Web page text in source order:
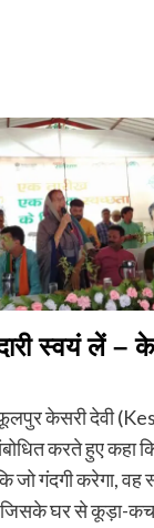
स्वयं लें –
केसरी देवी
करते हुए कहा
जो गंदगी करेगा, वह
जिसके घर से कूड़ा-